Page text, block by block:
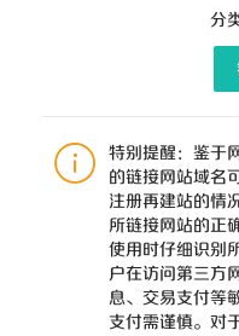
分
特别提醒：鉴于
的链接网站域名
注册再建站的情
所链接网站的正
使用时仔细识别
户在访问第三方
息、交易支付等
支付需谨慎。对